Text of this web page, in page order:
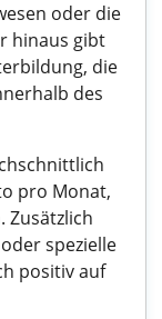
oder die
hinaus gibt
die
des
pro Monat,
Zusätzlich
spezielle
positiv auf